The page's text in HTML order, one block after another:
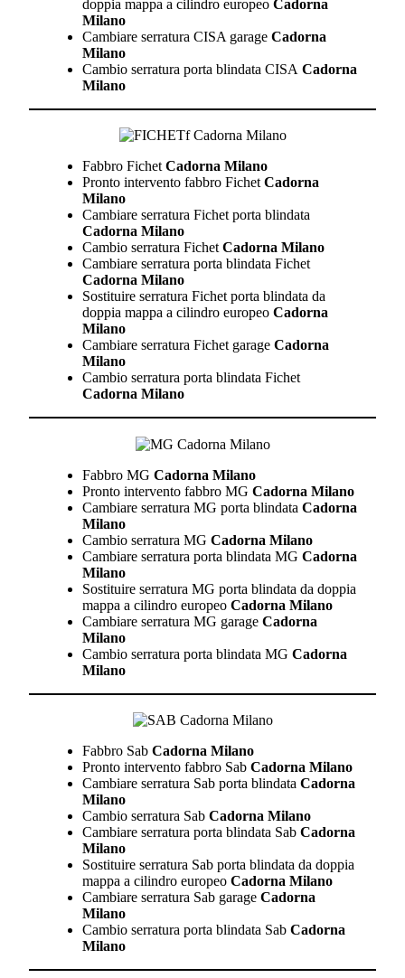
doppia mappa a cilindro europeo Cadorna
Milano
Cambiare serratura CISA garage Cadorna
Milano
Cambio serratura porta blindata CISA Cadorna
Milano
Fabbro Fichet Cadorna Milano
Pronto intervento fabbro Fichet Cadorna
Milano
Cambiare serratura Fichet porta blindata
Cadorna Milano
Cambio serratura Fichet Cadorna Milano
Cambiare serratura porta blindata Fichet
Cadorna Milano
Sostituire serratura Fichet porta blindata da
doppia mappa a cilindro europeo Cadorna
Milano
Cambiare serratura Fichet garage Cadorna
Milano
Cambio serratura porta blindata Fichet
Cadorna Milano
Fabbro MG Cadorna Milano
Pronto intervento fabbro MG Cadorna Milano
Cambiare serratura MG porta blindata Cadorna
Milano
Cambio serratura MG Cadorna Milano
Cambiare serratura porta blindata MG Cadorna
Milano
Sostituire serratura MG porta blindata da doppia
mappa a cilindro europeo Cadorna Milano
Cambiare serratura MG garage Cadorna
Milano
Cambio serratura porta blindata MG Cadorna
Milano
Fabbro Sab Cadorna Milano
Pronto intervento fabbro Sab Cadorna Milano
Cambiare serratura Sab porta blindata Cadorna
Milano
Cambio serratura Sab Cadorna Milano
Cambiare serratura porta blindata Sab Cadorna
Milano
Sostituire serratura Sab porta blindata da doppia
mappa a cilindro europeo Cadorna Milano
Cambiare serratura Sab garage Cadorna
Milano
Cambio serratura porta blindata Sab Cadorna
Milano